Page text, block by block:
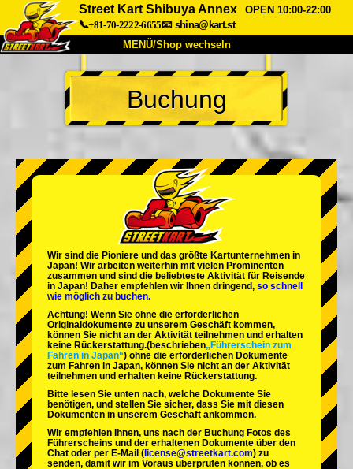
Street Kart Shibuya Annex
OPEN 10:00-22:00
📞+81-70-2222-6655📧 shina@kart.st
MENÜ/Shop wechseln
START
Über uns Spezifikationen Preise
Unternehmen Buchung
Shop wechseln
Tokio Shinagawa Tokio Akihabara#1
Tokio Akihabara#2
Tokio Shibuya Annex Tokio Bucht
Tokio Asakusa Osaka
Okinawa
Buchung
Wir sind die Pioniere und das größte Kartunternehmen in
Japan! Wir arbeiten weiterhin mit vielen Prominenten
zusammen und sind die beliebteste Aktivität für Reisende
in Japan! Daher empfehlen wir Ihnen dringend, so schnell
wie möglich zu buchen.
Achtung! Wenn Sie ohne die erforderlichen
Originaldokumente zu unserem Geschäft kommen,
können Sie nicht an der Aktivität teilnehmen und erhalten
keine Rückerstattung.(beschrieben„Führerschein zum
Fahren in Japan“) ohne die erforderlichen Dokumente
zum Fahren in Japan, können Sie nicht an der Aktivität
teilnehmen und erhalten keine Rückerstattung.
Bitte lesen Sie unten nach, welche Dokumente Sie
benötigen, und stellen Sie sicher, dass Sie mit diesen
Dokumenten in unserem Geschäft ankommen.
Wir empfehlen Ihnen, uns nach der Buchung Fotos des
Führerscheins und der erhaltenen Dokumente über den
Chat oder per E-Mail ( license@streetkart.com) zu
senden, damit wir im Voraus überprüfen können, ob es